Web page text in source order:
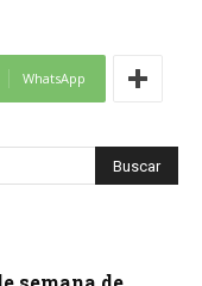
WhatsApp